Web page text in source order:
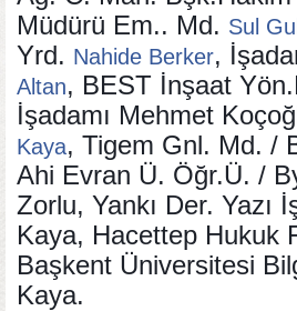
Müdürü Em.. Md. Sul Gul
Yrd. Nahide Berker,
Altan, BEST İnşaat
İşadamı Mehmet
Kaya, Tigem Gnl. Md. /
Ahi Evran Ü. Öğr.Ü. /
Zorlu, Yankı Der.
Kaya, Hacettep Hukuk
Başkent Üniversitesi
Kaya.